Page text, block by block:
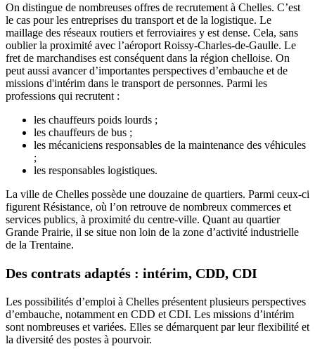
On distingue de nombreuses offres de recrutement à Chelles. C’est
le cas pour les entreprises du transport et de la logistique. Le
maillage des réseaux routiers et ferroviaires y est dense. Cela, sans
oublier la proximité avec l’aéroport Roissy-Charles-de-Gaulle. Le
fret de marchandises est conséquent dans la région chelloise. On
peut aussi avancer d’importantes perspectives d’embauche et de
missions d'intérim dans le transport de personnes. Parmi les
professions qui recrutent :
les chauffeurs poids lourds ;
les chauffeurs de bus ;
les mécaniciens responsables de la maintenance des véhicules
;
les responsables logistiques.
La ville de Chelles possède une douzaine de quartiers. Parmi ceux-ci
figurent Résistance, où l’on retrouve de nombreux commerces et
services publics, à proximité du centre-ville. Quant au quartier
Grande Prairie, il se situe non loin de la zone d’activité industrielle
de la Trentaine.
Des contrats adaptés : intérim, CDD, CDI
Les possibilités d’emploi à Chelles présentent plusieurs perspectives
d’embauche, notamment en CDD et CDI. Les missions d’intérim
sont nombreuses et variées. Elles se démarquent par leur flexibilité et
la diversité des postes à pourvoir.